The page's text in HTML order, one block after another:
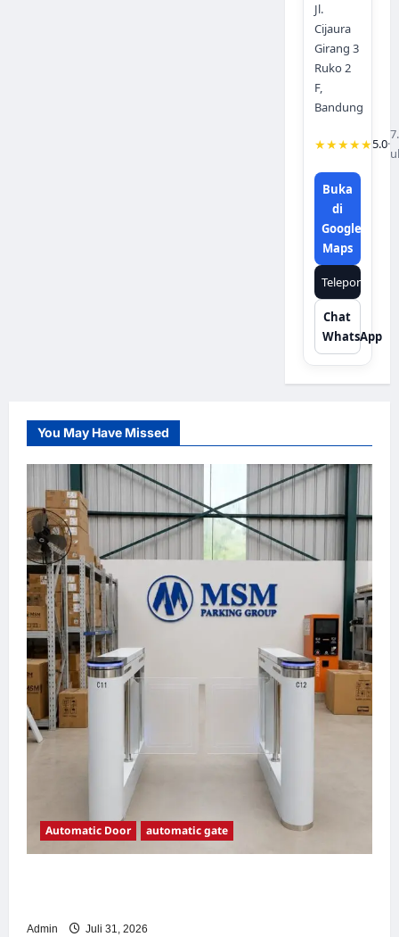
Jl.
Cijaura
Girang 3
Ruko 2
F,
Bandung
★★★★★5.0·
Buka
di
Google
Maps
Telepon
Chat
WhatsApp
You May Have Missed
Automatic Door automatic gate
Admin Juli 31, 2026